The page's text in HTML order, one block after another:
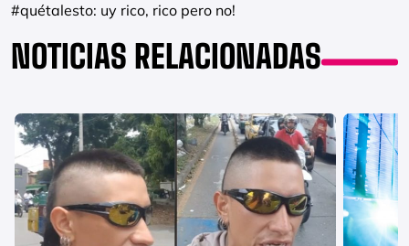
#quétalesto: uy rico, rico pero no!
NOTICIAS RELACIONADAS